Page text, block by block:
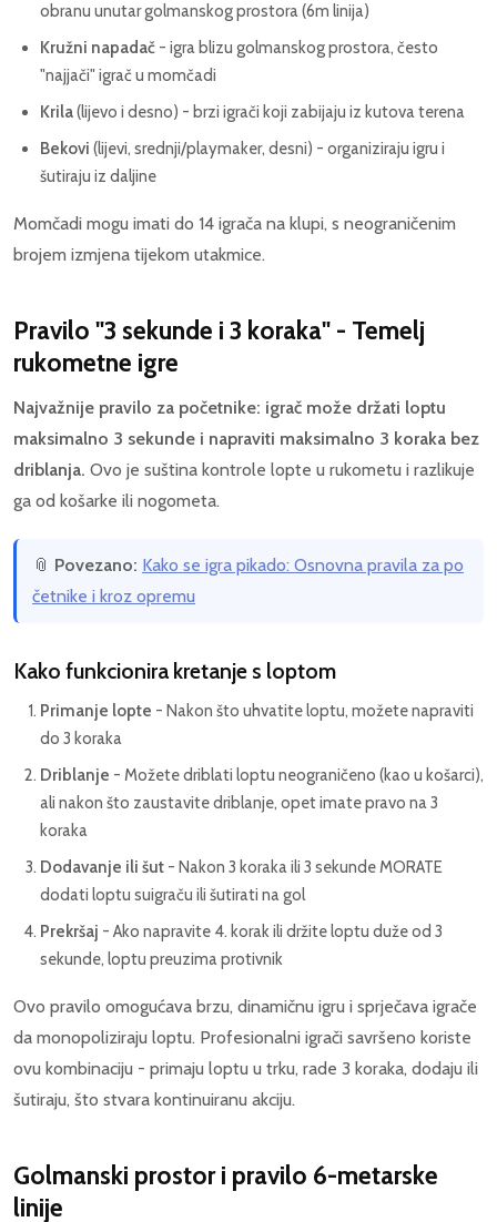
obranu unutar golmanskog prostora (6m linija)
Kružni napadač - igra blizu golmanskog prostora, često
"najjači" igrač u momčadi
Krila(lijevo i desno) - brzi igrači koji zabijaju iz kutova terena
Bekovi (lijevi, srednji/playmaker, desni) - organiziraju igru i
šutiraju iz daljine
Momčadi mogu imati do 14 igrača na klupi, s neograničenim
brojem izmjena tijekom utakmice.
Pravilo "3 sekunde i 3 koraka" - Temelj
rukometne igre
Najvažnije pravilo za početnike: igrač može držati loptu
maksimalno 3 sekunde i napraviti maksimalno 3 koraka bez
driblanja. Ovo je suština kontrole lopte u rukometu i razlikuje
ga od košarke ili nogometa.
📎 Povezano: Kako se igra pikado: Osnovna pravila za po
četnike i kroz opremu
Kako funkcionira kretanje s loptom
Primanje lopte - Nakon što uhvatite loptu, možete napraviti
do 3 koraka
Driblanje - Možete driblati loptu neograničeno (kao u košarci),
ali nakon što zaustavite driblanje, opet imate pravo na 3
koraka
Dodavanje ili šut - Nakon 3 koraka ili 3 sekunde MORATE
dodati loptu suigraču ili šutirati na gol
Prekršaj - Ako napravite 4. korak ili držite loptu duže od 3
sekunde, loptu preuzima protivnik
Ovo pravilo omogućava brzu, dinamičnu igru i sprječava igrače
da monopoliziraju loptu. Profesionalni igrači savršeno koriste
ovu kombinaciju - primaju loptu u trku, rade 3 koraka, dodaju ili
šutiraju, što stvara kontinuiranu akciju.
Golmanski prostor i pravilo 6-metarske
linije